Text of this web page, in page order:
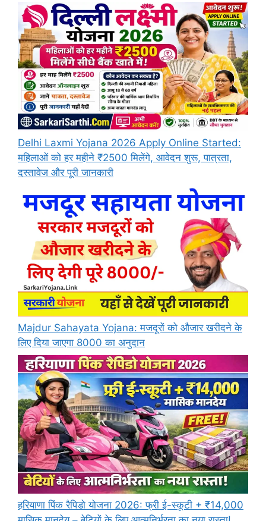
Delhi Laxmi Yojana 2026 Apply Online Started:
महिलाओं को हर महीने ₹2500 मिलेंगे, आवेदन शुरू, पात्रता,
दस्तावेज और पूरी जानकारी
Majdur Sahayata Yojana: मजदूरों को औजार खरीदने के
लिए दिया जाएगा 8000 का अनुदान
हरियाणा पिंक रैपिडो योजना 2026: फ्री ई-स्कूटी + ₹14,000